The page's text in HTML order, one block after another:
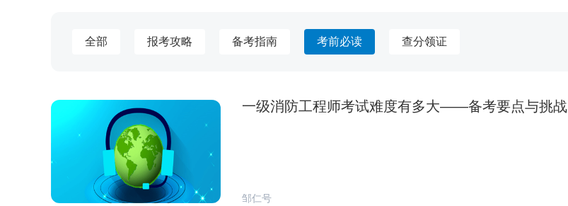
全部 报考攻略 备考指南 考前必读 查分领证
一级消防工程师考试难度有多大——备考要点与挑战
邹仁号